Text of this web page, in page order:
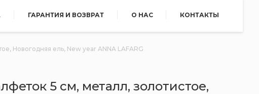
ГАРАНТИЯ И ВОЗВРАТ О НАС КОНТАКТЫ
Новогодняя ель, New year ANNA LAFARG
5 см, металл, золотистое,